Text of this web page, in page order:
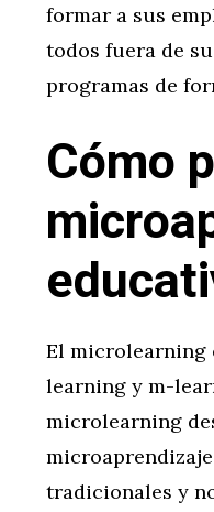
formar a sus
todos fuera de
programas de
Cómo
El microlearning
learning y m-
microlearning
tradicionales y